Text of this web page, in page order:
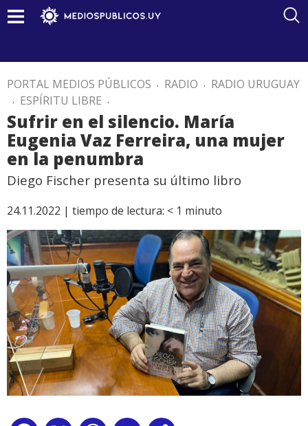
PORTAL MEDIOS PÚBLICOS . RADIO . RADIO URUGUAY
. ESPÍRITU LIBRE .
Sufrir en el silencio. María
Eugenia Vaz Ferreira, una mujer
en la penumbra
Diego Fischer presenta su último libro
24.11.2022 | tiempo de lectura: < 1 minuto